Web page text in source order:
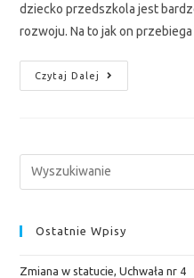
dziecko przedszkola jest
rozwoju. Na to jak on
Czytaj Dalej
Ostatnie Wpisy
Zmiana w statucie, Uchwała nr 4